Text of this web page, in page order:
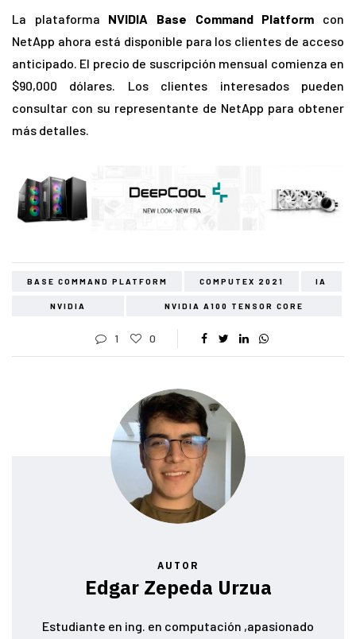
La plataforma NVIDIA Base Command Platform con
NetApp ahora está disponible para los clientes de acceso
anticipado. El precio de suscripción mensual comienza en
$90,000 dólares. Los clientes interesados pueden
consultar con su representante de NetApp para obtener
más detalles.
BASE COMMAND PLATFORM COMPUTEX 2021 IA
NVIDIA NVIDIA A100 TENSOR CORE
1 0
AUTOR
Edgar Zepeda Urzua
Estudiante en ing. en computación ,apasionado